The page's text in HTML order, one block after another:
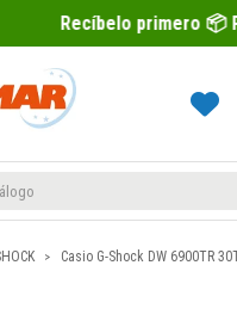
primero 📦 Paga después
Casio G-Shock DW 6900TR